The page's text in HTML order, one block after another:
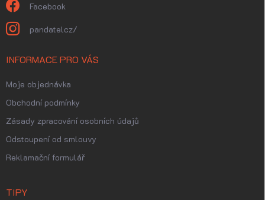
Facebook
pandatelcz/
INFORMACE PRO VÁS
Moje objednávka
Obchodní podmínky
Zásady zpracování osobních údajů
Odstoupení od smlouvy
Reklamační formulář
TIPY